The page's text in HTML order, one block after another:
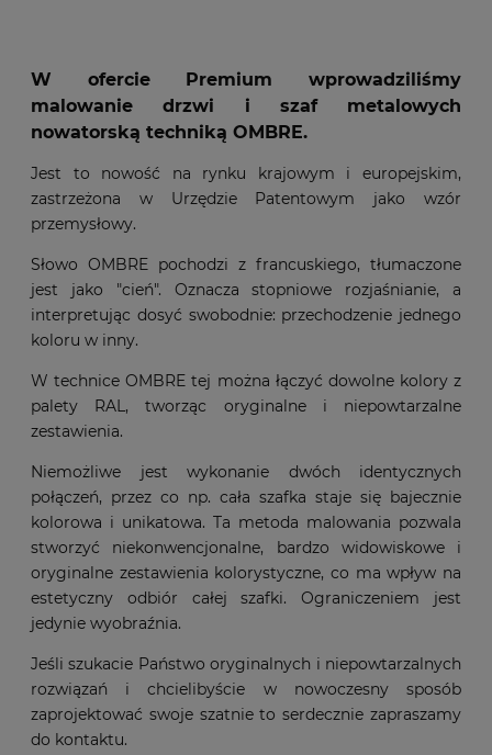
W ofercie Premium wprowadziliśmy
malowanie drzwi i szaf metalowych
nowatorską techniką OMBRE.
Jest to nowość na rynku krajowym i europejskim,
zastrzeżona w Urzędzie Patentowym jako wzór
przemysłowy.
Słowo OMBRE pochodzi z francuskiego, tłumaczone
jest jako "cień". Oznacza stopniowe rozjaśnianie, a
interpretując dosyć swobodnie: przechodzenie jednego
koloru w inny.
W technice OMBRE tej można łączyć dowolne kolory z
palety RAL, tworząc oryginalne i niepowtarzalne
zestawienia.
Niemożliwe jest wykonanie dwóch identycznych
połączeń, przez co np. cała szafka staje się bajecznie
kolorowa i unikatowa. Ta metoda malowania pozwala
stworzyć niekonwencjonalne, bardzo widowiskowe i
oryginalne zestawienia kolorystyczne, co ma wpływ na
estetyczny odbiór całej szafki. Ograniczeniem jest
jedynie wyobraźnia.
Jeśli szukacie Państwo oryginalnych i niepowtarzalnych
rozwiązań i chcielibyście w nowoczesny sposób
zaprojektować swoje szatnie to serdecznie zapraszamy
do kontaktu.